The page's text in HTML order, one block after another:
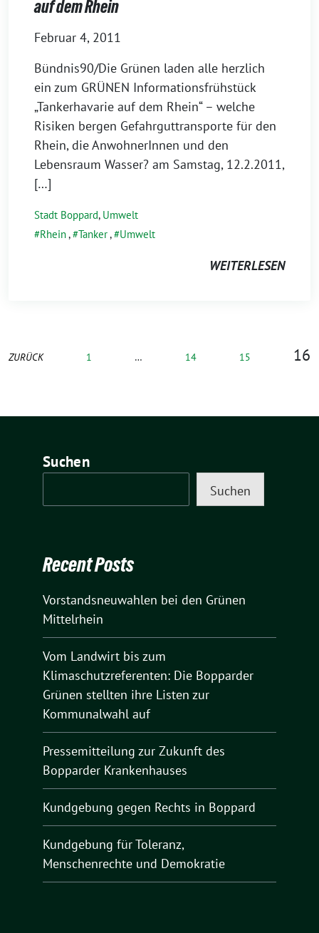
auf dem Rhein
Februar 4, 2011
Bündnis90/Die Grünen laden alle herzlich
ein zum GRÜNEN Informationsfrühstück
„Tankerhavarie auf dem Rhein“ – welche
Risiken bergen Gefahrguttransporte für den
Rhein, die AnwohnerInnen und den
Lebensraum Wasser? am Samstag, 12.2.2011,
[…]
Stadt Boppard, Umwelt
Rhein, Tanker, Umwelt
WEITERLESEN
ZURÜCK 1 … 14 15 16
Suchen
Suchen
Recent Posts
Vorstandsneuwahlen bei den Grünen
Mittelrhein
Vom Landwirt bis zum
Klimaschutzreferenten: Die Bopparder
Grünen stellten ihre Listen zur
Kommunalwahl auf
Pressemitteilung zur Zukunft des
Bopparder Krankenhauses
Kundgebung gegen Rechts in Boppard
Kundgebung für Toleranz,
Menschenrechte und Demokratie